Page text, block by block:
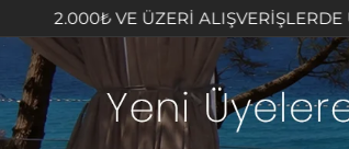
ALIŞVERİŞLERDE ÜCRETSİZ